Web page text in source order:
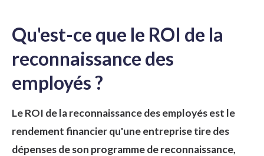
Qu'est-ce que le ROI de la
reconnaissance des
employés ?
Le ROI de la reconnaissance des employés est le
rendement financier qu'une entreprise tire des
dépenses de son programme de reconnaissance,